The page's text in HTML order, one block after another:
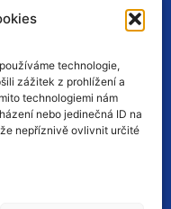
technologie,
zážitek z prohlížení a
technologiemi nám
nebo jedinečná ID na
nepříznivě ovlivnit určité
že